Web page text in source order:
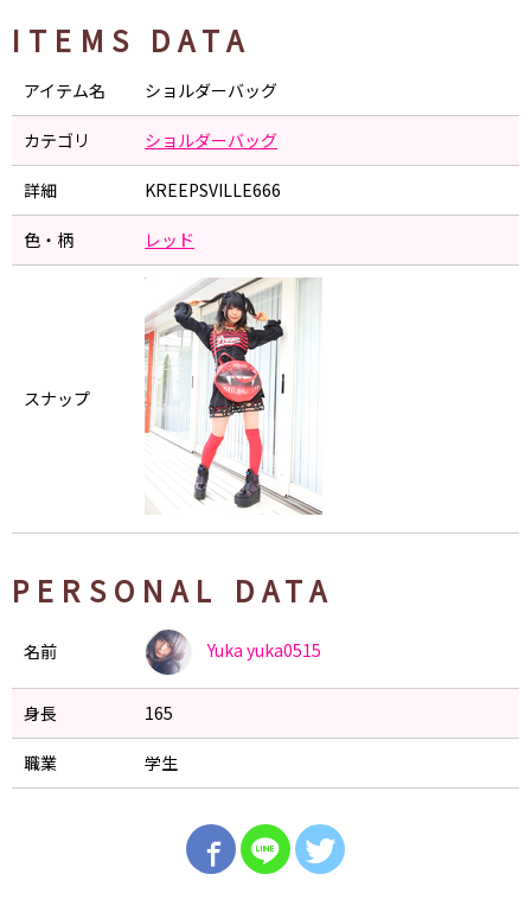
ITEMS DATA
アイテム名 ショルダーバッグ
カテゴリ ショルダーバッグ
詳細 KREEPSVILLE666
色・柄 レッド
スナップ
PERSONAL DATA
名前 Yuka yuka0515
身長 165
職業 学生